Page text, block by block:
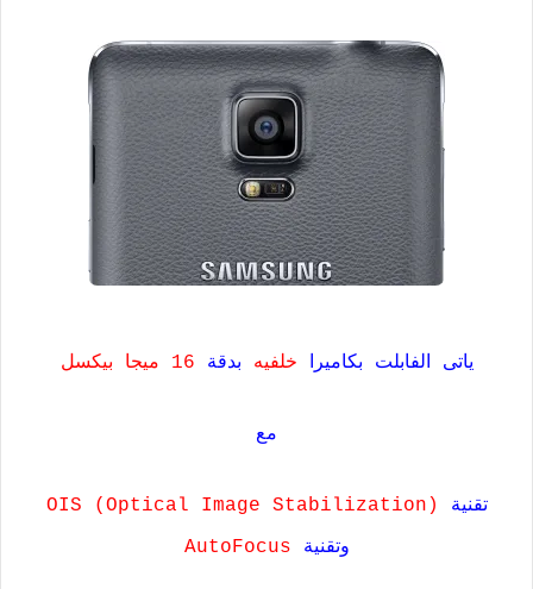
ياتى الفابلت بكاميرا خلفيه بدقة 16 ميجا بيكسل
مع
تقنية
(OIS (Optical Image Stabilization
وتقنية AutoFocus